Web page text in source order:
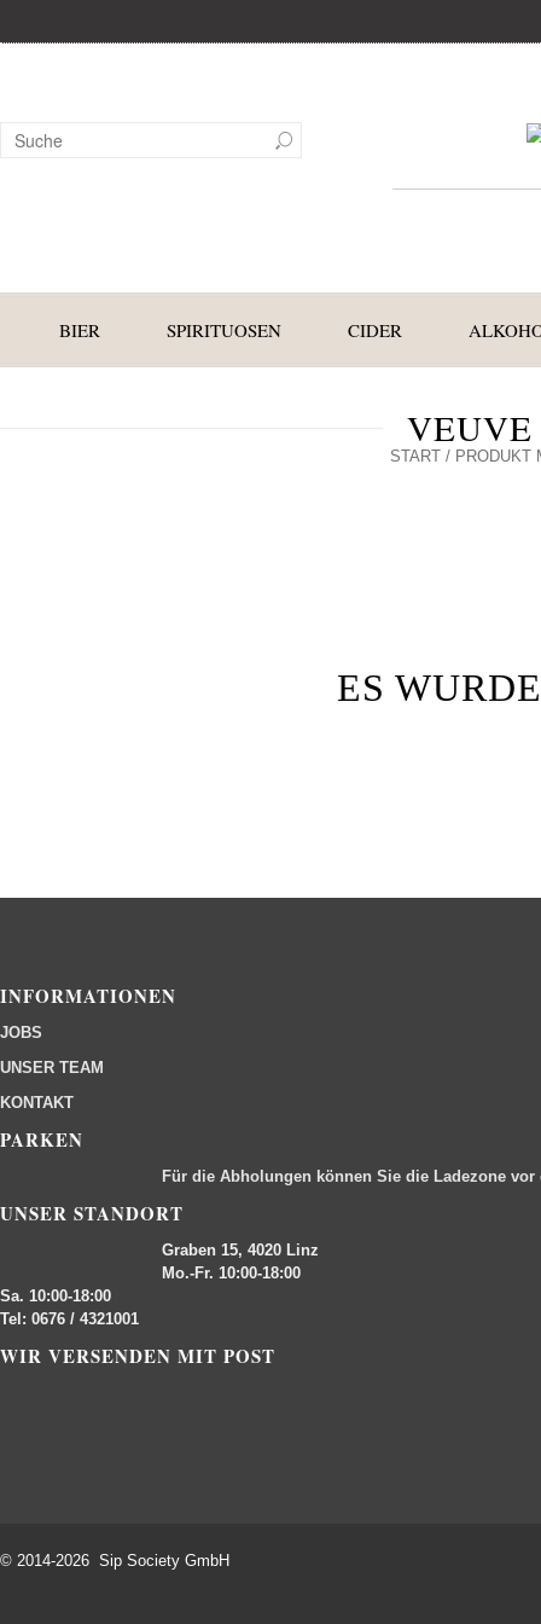
BIER SPIRITUOSEN CIDER
START/ PRODUKT
ES
INFORMATIONEN
JOBS
UNSER TEAM
KONTAKT
PARKEN
Für die Abholungen können Sie die Ladezone
UNSER STANDORT
Graben 15, 4020 Linz
Mo.-Fr. 10:00-18:00
Sa. 10:00-18:00
Tel: 0676 / 4321001
WIR VERSENDEN MIT POST
© 2014-2026 Sip Society GmbH